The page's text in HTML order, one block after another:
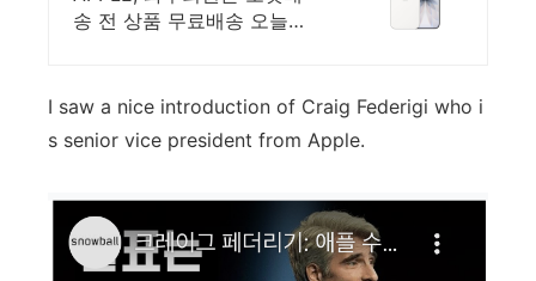
송 전 상품 무료배송 오늘주
켓배송으로 더 빠르게!
I saw a nice introduction of Craig Federigi who i
s senior vice president from Apple.